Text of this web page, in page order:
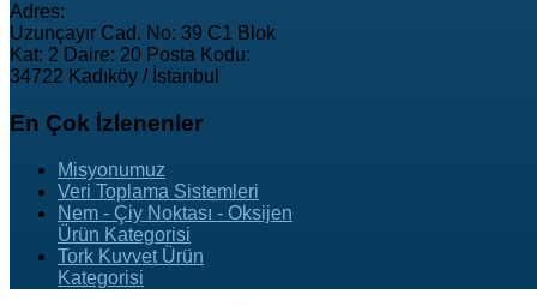
Adres:
Uzunçayır Cad. No: 39 C1 Blok
Kat: 2 Daire: 20 Posta Kodu:
34722 Kadıköy / İstanbul
En Çok İzlenenler
Misyonumuz
Veri Toplama Sistemleri
Nem - Çiy Noktası - Oksijen
Ürün Kategorisi
Tork Kuvvet Ürün
Kategorisi